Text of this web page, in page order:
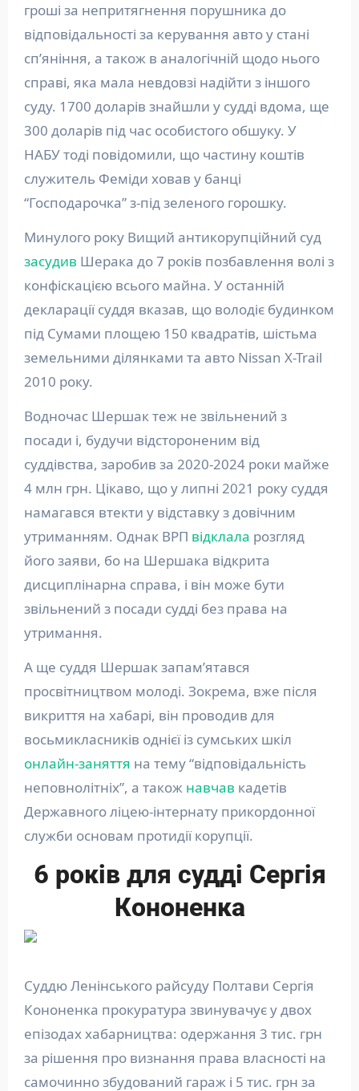
гроші за непритягнення порушника до
відповідальності за керування авто у стані
сп’яніння, а також в аналогічній щодо нього
справі, яка мала невдовзі надійти з іншого
суду. 1700 доларів знайшли у судді вдома, ще
300 доларів під час особистого обшуку. У
НАБУ тоді повідомили, що частину коштів
служитель Феміди ховав у банці
“Господарочка” з-під зеленого горошку.
Минулого року Вищий антикорупційний суд
засудив Шерака до 7 років позбавлення волі з
конфіскацією всього майна. У останній
декларації суддя вказав, що володіє будинком
під Сумами площею 150 квадратів, шістьма
земельними ділянками та авто Nissan X-Trail
2010 року.
Водночас Шершак теж не звільнений з
посади і, будучи відстороненим від
суддівства, заробив за 2020-2024 роки майже
4 млн грн. Цікаво, що у липні 2021 року суддя
намагався втекти у відставку з довічним
утриманням. Однак ВРП відклала розгляд
його заяви, бо на Шершака відкрита
дисциплінарна справа, і він може бути
звільнений з посади судді без права на
утримання.
А ще суддя Шершак запам’ятався
просвітництвом молоді. Зокрема, вже після
викриття на хабарі, він проводив для
восьмикласників однієї із сумських шкіл
онлайн-заняття на тему “відповідальність
неповнолітніх”, а також навчав кадетів
Державного ліцею-інтернату прикордонної
служби основам протидії корупції.
6 років для судді Сергія
Кононенка
Суддю Ленінського райсуду Полтави Сергія
Кононенка прокуратура звинувачує у двох
епізодах хабарництва: одержання 3 тис. грн
за рішення про визнання права власності на
самочинно збудований гараж і 5 тис. грн за